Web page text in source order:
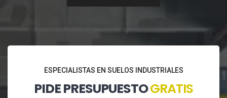
ESPECIALISTAS EN SUELOS INDUSTRIALES
PIDE PRESUPUESTOGRATIS